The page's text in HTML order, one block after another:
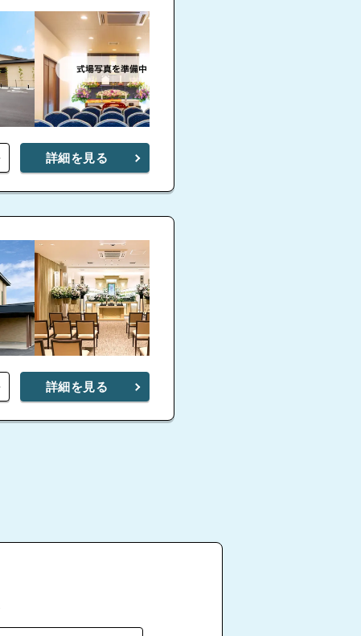
詳細を見る
詳細を見る